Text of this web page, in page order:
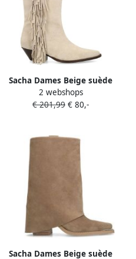
Sacha Dames Beige suède
cowboylaarzen met franjes
2 webshops
€ 201,99 € 80,-
Sacha Dames Beige suède